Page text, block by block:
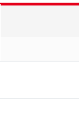
મુખ્ય પ્રધાન